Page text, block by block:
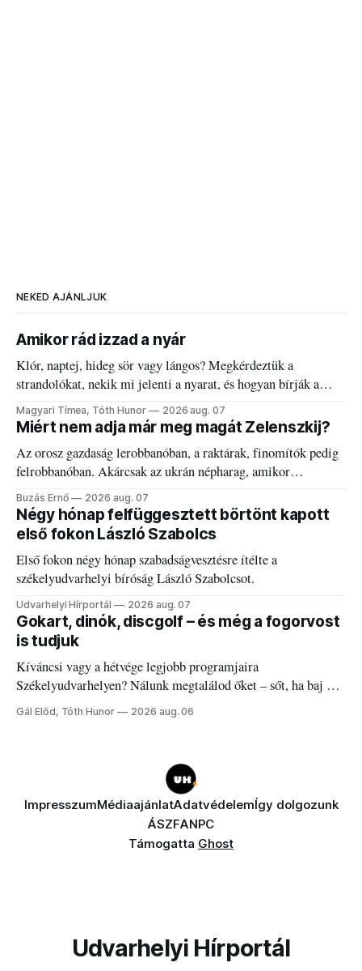
NEKED AJÁNLJUK
Amikor rád izzad a nyár
Klór, naptej, hideg sör vagy lángos? Megkérdeztük a
strandolókat, nekik mi jelenti a nyarat, és hogyan bírják a
kánikulát.
Magyari Tímea, Tóth Hunor 2026 aug. 07
Miért nem adja már meg magát Zelenszkij?
Az orosz gazdaság lerobbanóban, a raktárak, finomítók pedig
felrobbanóban. Akárcsak az ukrán népharag, amikor
elégedetlen vezetőivel.
Buzás Ernő 2026 aug. 07
Négy hónap felfüggesztett börtönt kapott
első fokon László Szabolcs
Első fokon négy hónap szabadságvesztésre ítélte a
székelyudvarhelyi bíróság László Szabolcsot.
Udvarhelyi Hírportál 2026 aug. 07
Gokart, dinók, discgolf – és még a fogorvost
is tudjuk
Kíváncsi vagy a hétvége legjobb programjaira
Székelyudvarhelyen? Nálunk megtalálod őket – sőt, ha baj van
a fogaddal, a fogorvosi ügyeletet is!
Gál Előd, Tóth Hunor 2026 aug. 06
ImpresszumMédiaajánlatAdatvédelemÍgy dolgozunk
ÁSZFANPC
Támogatta Ghost
Udvarhelyi Hírportál